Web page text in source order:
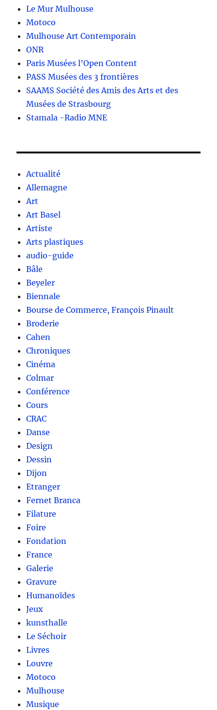
Le Mur Mulhouse
Motoco
Mulhouse Art Contemporain
ONR
Paris Musées l’Open Content
PASS Musées des 3 frontières
SAAMS Société des Amis des Arts et des
Musées de Strasbourg
Stamala -Radio MNE
Actualité
Allemagne
Art
Art Basel
Artiste
Arts plastiques
audio-guide
Bâle
Beyeler
Biennale
Bourse de Commerce, François Pinault
Broderie
Cahen
Chroniques
Cinéma
Colmar
Conférence
Cours
CRAC
Danse
Design
Dessin
Dijon
Etranger
Fernet Branca
Filature
Foire
Fondation
France
Galerie
Gravure
Humanoïdes
Jeux
kunsthalle
Le Séchoir
Livres
Louvre
Motoco
Mulhouse
Musique